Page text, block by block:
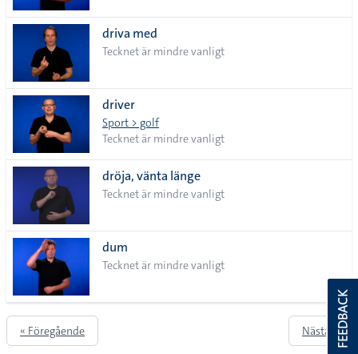
driva med
Tecknet är mindre vanligt
driver
Sport > golf
Tecknet är mindre vanligt
dröja, vänta länge
Tecknet är mindre vanligt
dum
Tecknet är mindre vanligt
« Föregående Nästa » FEEDBACK